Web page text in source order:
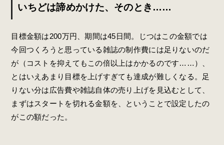
いちどは諦めかけた、そのとき……
目標金額は200万円、期間は45日間。じつはこの金額では
今回つくろうと思っている雑誌の制作費には足りないのだ
が（コストを抑えてもこの倍以上はかかるのです……）、
とはいえあまり目標を上げすぎても達成が難しくなる。足
りない分は広告費や雑誌自体の売り上げを見込むとして、
まずはスタートを切れる金額を、ということで設定したの
がこの額だった。